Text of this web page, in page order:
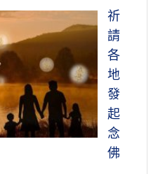
祈
請
各
地
發
起
念
佛